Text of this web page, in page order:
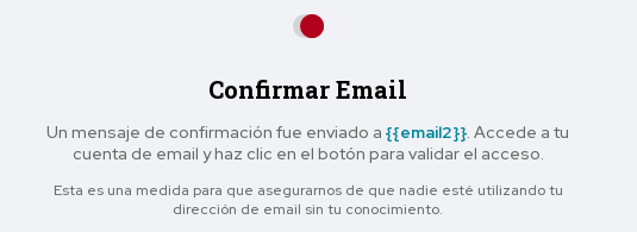
Confirmar Email
Un mensaje de confirmación fue enviado a{{email2}}. Accede a tu
cuenta de email y haz clic en el botón para validar el acceso.
Esta es una medida para que asegurarnos de que nadie esté utilizando tu
dirección de email sin tu conocimiento.